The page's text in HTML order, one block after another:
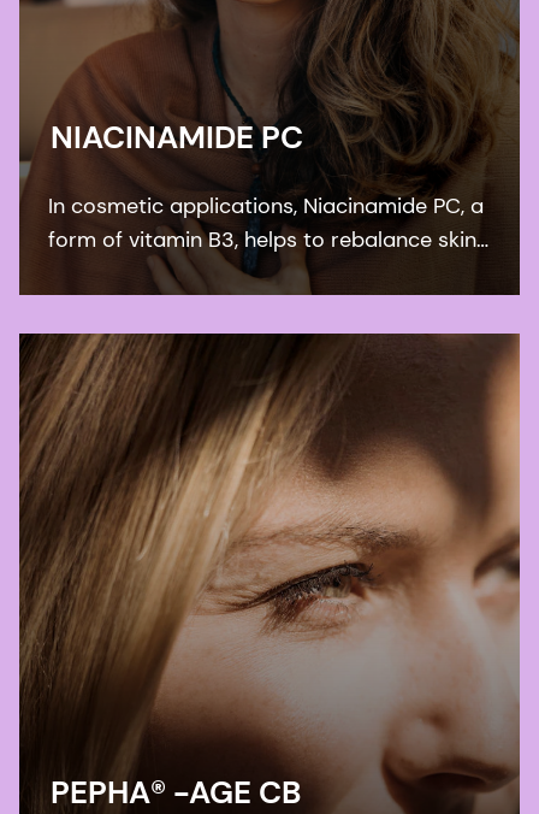
NIACINAMIDE PC
In cosmetic applications, Niacinamide PC, a
form of vitamin B3, helps to rebalance skin
pigmentation, refines pores and improves
and blue light damage.
PEPHA® -AGE CB